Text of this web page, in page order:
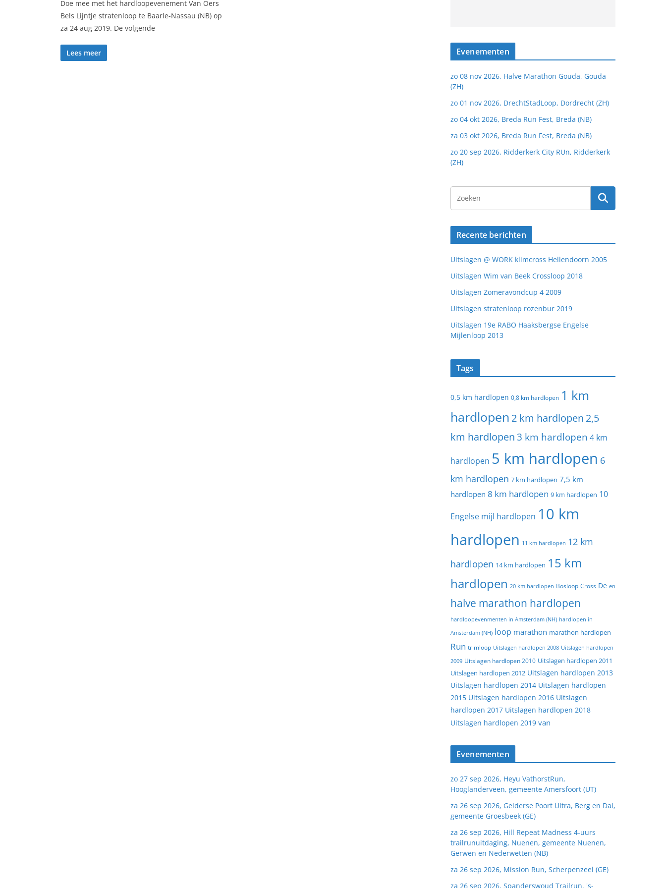
Doe mee met het hardloopevenement Van Oers
Bels Lijntje stratenloop te Baarle-Nassau (NB) op
za 24 aug 2019. De volgende
Lees meer Evenementen
zo 08 nov 2026, Halve Marathon Gouda, Gouda
(ZH)
zo 01 nov 2026, DrechtStadLoop, Dordrecht (ZH)
zo 04 okt 2026, Breda Run Fest, Breda (NB)
za 03 okt 2026, Breda Run Fest, Breda (NB)
zo 20 sep 2026, Ridderkerk City RUn, Ridderkerk
(ZH)
Recente berichten
Uitslagen @ WORK klimcross Hellendoorn 2005
Uitslagen Wim van Beek Crossloop 2018
Uitslagen Zomeravondcup 4 2009
Uitslagen stratenloop rozenbur 2019
Uitslagen 19e RABO Haaksbergse Engelse
Mijlenloop 2013
Tags
0,5 km hardlopen 0,8 km hardlopen 1 km
hardlopen 2 km hardlopen 2,5
km hardlopen 3 km hardlopen 4 km
hardlopen 5 km hardlopen 6
km hardlopen 7 km hardlopen 7,5 km
hardlopen 8 km hardlopen 9 km hardlopen 10
Engelse mijl hardlopen 10 km
hardlopen 11 km hardlopen 12 km
hardlopen 14 km hardlopen 15 km
hardlopen 20 km hardlopen Bosloop Cross De en
halve marathon hardlopen
hardloopevenmenten in Amsterdam (NH) hardlopen in
Amsterdam (NH) loop marathon marathon hardlopen
Run trimloop Uitslagen hardlopen 2008 Uitslagen hardlopen
2009 Uitslagen hardlopen 2010 Uitslagen hardlopen 2011
Uitslagen hardlopen 2012 Uitslagen hardlopen 2013
Uitslagen hardlopen 2014 Uitslagen hardlopen
2015 Uitslagen hardlopen 2016 Uitslagen
hardlopen 2017 Uitslagen hardlopen 2018
Uitslagen hardlopen 2019 van
Evenementen
zo 27 sep 2026, Heyu VathorstRun,
Hooglanderveen, gemeente Amersfoort (UT)
za 26 sep 2026, Gelderse Poort Ultra, Berg en Dal,
gemeente Groesbeek (GE)
za 26 sep 2026, Hill Repeat Madness 4-uurs
trailrunuitdaging, Nuenen, gemeente Nuenen,
Gerwen en Nederwetten (NB)
za 26 sep 2026, Mission Run, Scherpenzeel (GE)
za 26 sep 2026, Spanderswoud Trailrun, 's-